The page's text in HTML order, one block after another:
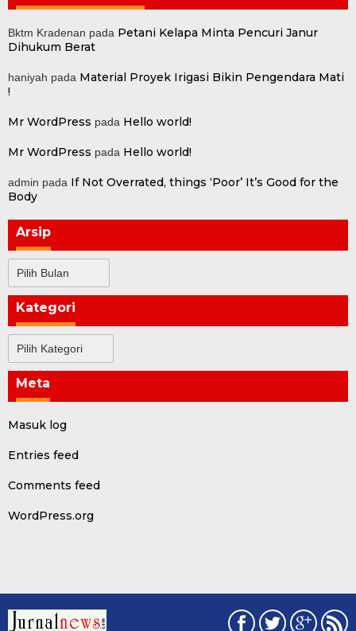
Bktm Kradenan pada Petani Kelapa Minta Pencuri Janur
Dihukum Berat
haniyah pada Material Proyek Irigasi Bikin Pengendara Mati
!
Mr WordPress pada Hello world!
Mr WordPress pada Hello world!
admin pada If Not Overrated, things ‘Poor’ It’s Good for the
Body
Arsip
Kategori
Meta
Masuk log
Entries feed
Comments feed
WordPress.org